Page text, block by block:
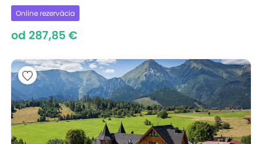
Online rezervácia
od 287,85 €